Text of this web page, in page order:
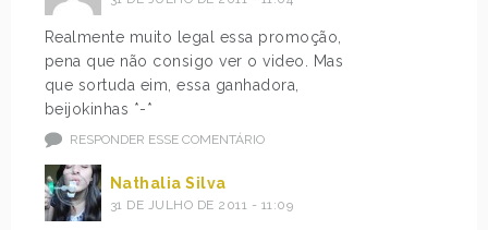
Realmente muito legal essa promoção,
pena que não consigo ver o video. Mas
que sortuda eim, essa ganhadora,
beijokinhas *-*
RESPONDER ESSE COMENTÁRIO
Nathalia Silva
31 DE JULHO DE 2011 - 11:09